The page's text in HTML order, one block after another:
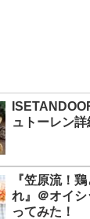
ュトーレン詳
『笠原流！
れ』＠オイ
ってみた！